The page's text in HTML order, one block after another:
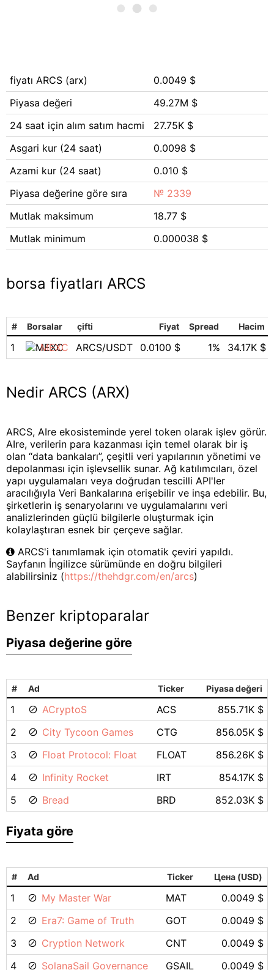
fiyatı ARCS (arx)
0.0049 $
Piyasa değeri
49.27M $
24 saat için alım satım hacmi
27.75K $
Asgari kur (24 saat)
0.0098 $
Azami kur (24 saat)
0.010 $
Piyasa değerine göre sıra
№ 2339
Mutlak maksimum
18.77 $
Mutlak minimum
0.000038 $
borsa fiyatları ARCS
# Borsalar çifti Fiyat Spread Hacim
1 MEXC ARCS/USDT 0.0100 $ 1% 34.17K $
Nedir ARCS (ARX)
ARCS, AIre ekosisteminde yerel token olarak işlev görür.
AIre, verilerin para kazanması için temel olarak bir iş
olan “data bankaları”, çeşitli veri yapılarının yönetimi ve
depolanması için işlevsellik sunar. Ağ katılımcıları, özel
yapı uygulamaları veya doğrudan tescilli API'ler
aracılığıyla Veri Bankalarına erişebilir ve inşa edebilir. Bu,
şirketlerin iş senaryolarını ve uygulamalarını veri
analizlerinden güçlü bilgilerle oluşturmak için
kolaylaştıran esnek bir çerçeve sağlar.
ARCS'i tanımlamak için otomatik çeviri yapıldı.
Sayfanın İngilizce sürümünde en doğru bilgileri
alabilirsiniz (https://thehdgr.com/en/arcs)
Benzer kriptoparalar
Piyasa değerine göre
# Ad Ticker Piyasa değeri
1 ACryptoS ACS
855.71K $
2
City Tycoon Games CTG
856.05K $
3
Float Protocol: Float FLOAT
856.26K $
4
Infinity Rocket IRT
854.17K $
5
Bread BRD 852.03K $
Fiyata göre
# Ad Ticker Цена (USD)
1 My Master War MAT
0.0049 $
2
Era7: Game of Truth GOT
0.0049 $
3
Cryption Network CNT
0.0049 $
4
SolanaSail Governance GSAIL 0.0049 $